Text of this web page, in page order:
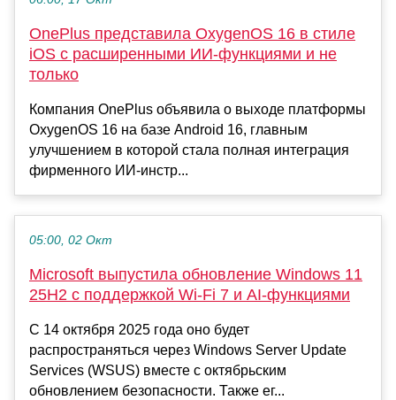
OnePlus представила OxygenOS 16 в стиле
iOS с расширенными ИИ-функциями и не
только
Компания OnePlus объявила о выходе платформы
OxygenOS 16 на базе Android 16, главным
улучшением в которой стала полная интеграция
фирменного ИИ-инстр...
05:00, 02 Окт
Microsoft выпустила обновление Windows 11
25H2 с поддержкой Wi-Fi 7 и AI-функциями
С 14 октября 2025 года оно будет
распространяться через Windows Server Update
Services (WSUS) вместе с октябрьским
обновлением безопасности. Также ег...